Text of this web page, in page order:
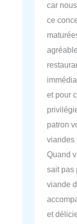
car
ce
et pour
patron
viandes
Quand
sait pas
viande
et